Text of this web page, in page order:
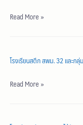
Read More »
โรงเรียนสตึก สพม. 32 และก
Read More »